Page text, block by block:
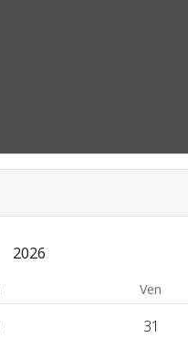
Année
Ven
31